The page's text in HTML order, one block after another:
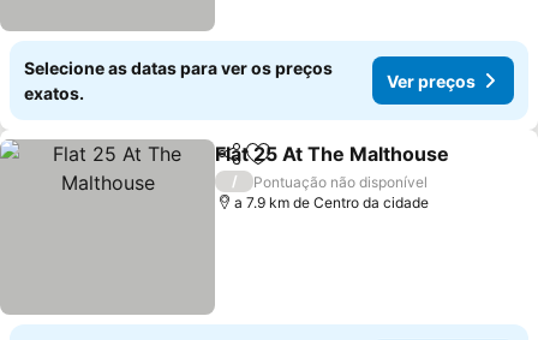
Selecione as datas para ver os preços
exatos.
Ver preços
PartilharAdicionar aos favoritos
Flat 25 At The Malthouse
/
Pontuação não disponível
a 7.9 km de Centro da cidade